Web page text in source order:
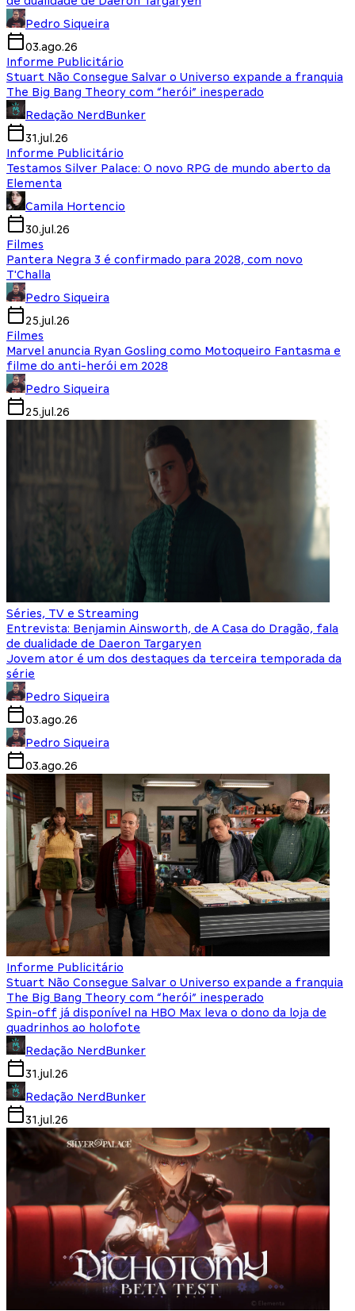
Pedro Siqueira
03.ago.26
Informe Publicitário
Stuart Não Consegue Salvar o Universo expande a franquia
The Big Bang Theory com “herói” inesperado
Redação NerdBunker
31.jul.26
Informe Publicitário
Testamos Silver Palace: O novo RPG de mundo aberto da
Elementa
Camila Hortencio
30.jul.26
Filmes
Pantera Negra 3 é confirmado para 2028, com novo
T'Challa
Pedro Siqueira
25.jul.26
Filmes
Marvel anuncia Ryan Gosling como Motoqueiro Fantasma e
filme do anti-herói em 2028
Pedro Siqueira
25.jul.26
Séries, TV e Streaming
Entrevista: Benjamin Ainsworth, de A Casa do Dragão, fala
de dualidade de Daeron Targaryen
Jovem ator é um dos destaques da terceira temporada da
série
Pedro Siqueira
03.ago.26
Pedro Siqueira
03.ago.26
Informe Publicitário
Stuart Não Consegue Salvar o Universo expande a franquia
The Big Bang Theory com “herói” inesperado
Spin-off já disponível na HBO Max leva o dono da loja de
quadrinhos ao holofote
Redação NerdBunker
31.jul.26
Redação NerdBunker
31.jul.26